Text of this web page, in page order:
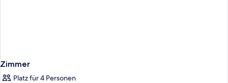
Zimmer
Platz für 4 Personen